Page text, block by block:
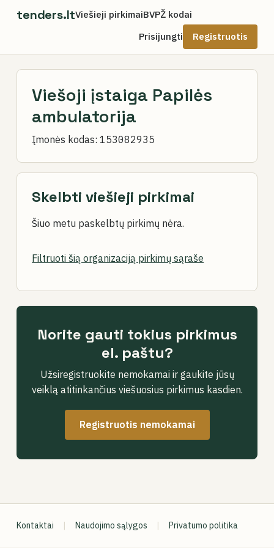
tenders.ltViešieji pirkimaiBVPŽ kodai
Prisijungti
Registruotis
Viešoji įstaiga Papilės
ambulatorija
Įmonės kodas:153082935
Skelbti viešieji pirkimai
Šiuo metu paskelbtų pirkimų nėra.
Filtruoti šią organizaciją pirkimų sąraše
Norite gauti tokius pirkimus
el. paštu?
Užsiregistruokite nemokamai ir gaukite jūsų
veiklą atitinkančius viešuosius pirkimus kasdien.
Registruotis nemokamai
Kontaktai | Naudojimo sąlygos | Privatumo politika